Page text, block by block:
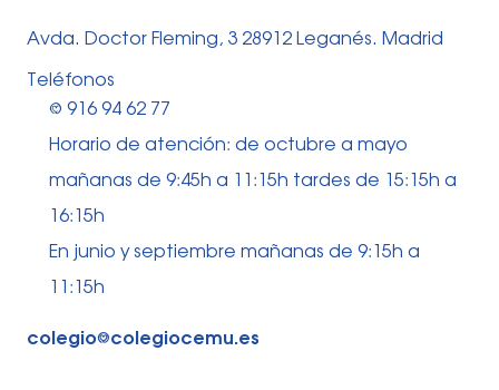
Avda. Doctor Fleming, 3 28912 Leganés. Madrid
Teléfonos
⅛ 916 94 62 77
Horario de atención: de octubre a mayo
mañanas de 9:45h a 11:15h tardes de 15:15h a
16:15h
En junio y septiembre mañanas de 9:15h a
11:15h
colegio⅛colegiocemu.es